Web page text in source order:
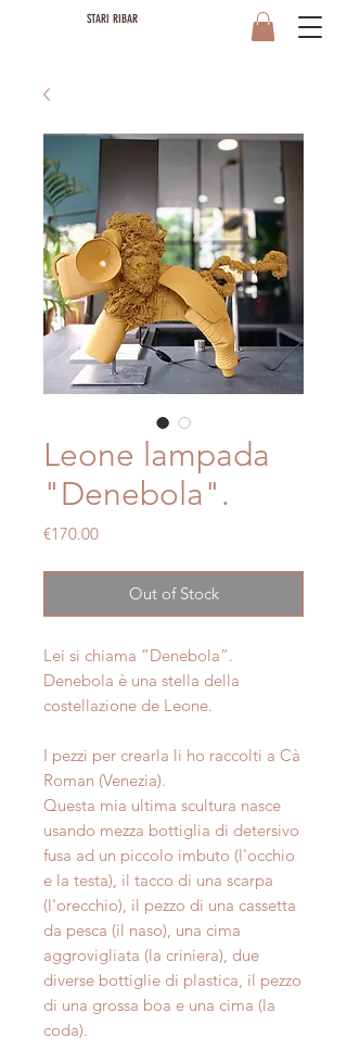
STARI RIBAR
Leone lampada
"Denebola".
€170.00Price
Out of Stock
Lei si chiama “Denebola”.
Denebola è una stella della
costellazione de Leone.
I pezzi per crearla li ho raccolti a Cà
Roman (Venezia).
Questa mia ultima scultura nasce
usando mezza bottiglia di detersivo
fusa ad un piccolo imbuto (l'occhio
e la testa), il tacco di una scarpa
(l'orecchio), il pezzo di una cassetta
da pesca (il naso), una cima
aggrovigliata (la criniera), due
diverse bottiglie di plastica, il pezzo
di una grossa boa e una cima (la
coda).